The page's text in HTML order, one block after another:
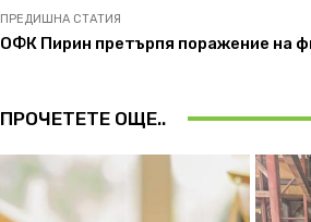
ПРЕДИШНА СТАТИЯ
ОФК Пирин претърпя поражение на
ПРОЧЕТЕТЕ ОЩЕ..